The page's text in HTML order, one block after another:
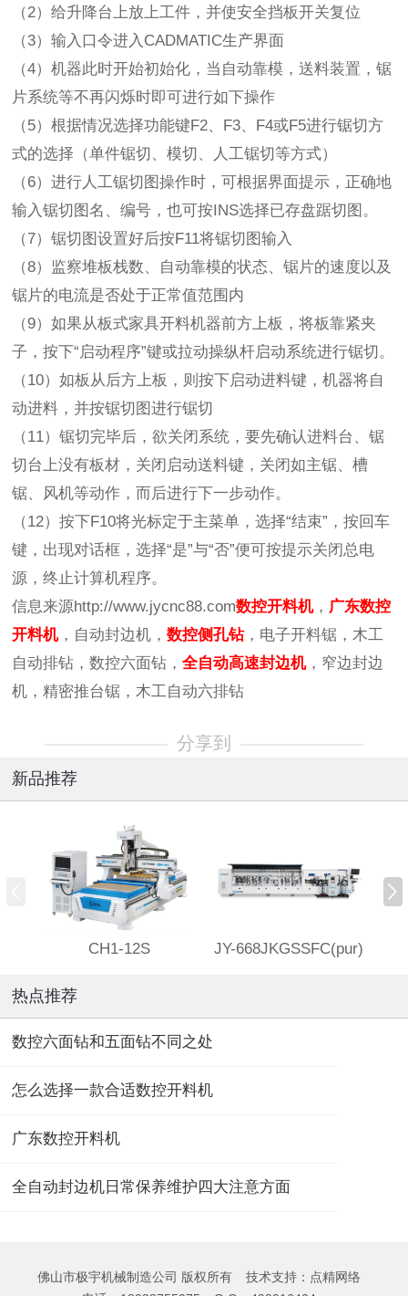
（2）给升降台上放上工件，并使安全挡板开关复位
（3）输入口令进入CADMATIC生产界面
（4）机器此时开始初始化，当自动靠模，送料装置，锯
片系统等不再闪烁时即可进行如下操作
（5）根据情况选择功能键F2、F3、F4或F5进行锯切方
式的选择（单件锯切、模切、人工锯切等方式）
（6）进行人工锯切图操作时，可根据界面提示，正确地
输入锯切图名、编号，也可按INS选择已存盘踞切图。
（7）锯切图设置好后按F11将锯切图输入
（8）监察堆板栈数、自动靠模的状态、锯片的速度以及
锯片的电流是否处于正常值范围内
（9）如果从板式家具开料机器前方上板，将板靠紧夹
子，按下“启动程序”键或拉动操纵杆启动系统进行锯切。
（10）如板从后方上板，则按下启动进料键，机器将自
动进料，并按锯切图进行锯切
（11）锯切完毕后，欲关闭系统，要先确认进料台、锯
切台上没有板材，关闭启动送料键，关闭如主锯、槽
锯、风机等动作，而后进行下一步动作。
（12）按下F10将光标定于主菜单，选择“结束”，按回车
键，出现对话框，选择“是”与“否”便可按提示关闭总电
源，终止计算机程序。
信息来源http://www.jycnc88.com数控开料机， 广东数控
开料机，自动封边机， 数控侧孔钻，电子开料锯，木工
自动排钻，数控六面钻， 全自动高速封边机，窄边封边
机，精密推台锯，木工自动六排钻
分享到
新品推荐
CH1-12S JY-668JKGSSFC(pur)
热点推荐
数控六面钻和五面钻不同之处
怎么选择一款合适数控开料机
广东数控开料机
全自动封边机日常保养维护四大注意方面
佛山市极宇机械制造公司 版权所有 技术支持： 点精网络